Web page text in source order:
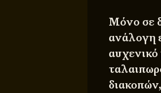
Μόνο σε
ανάλογη
αυχενικό